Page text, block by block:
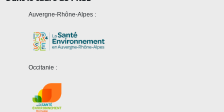
Auvergne-Rhône-Alpes :
Occitanie :